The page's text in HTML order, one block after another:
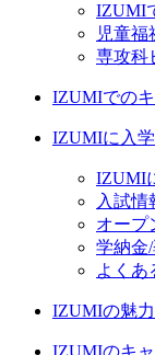
IZUMI
児童福
専攻科
IZUMIでの
IZUMIに入
IZUMI
入試情
オープ
学納金
よくあ
IZUMIの魅力